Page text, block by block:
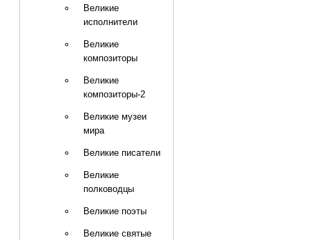
Великие
исполнители
Великие
композиторы
Великие
композиторы-2
Великие музеи
мира
Великие писатели
Великие
полководцы
Великие поэты
Великие святые